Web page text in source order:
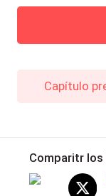
Capítulo
Comparitr los